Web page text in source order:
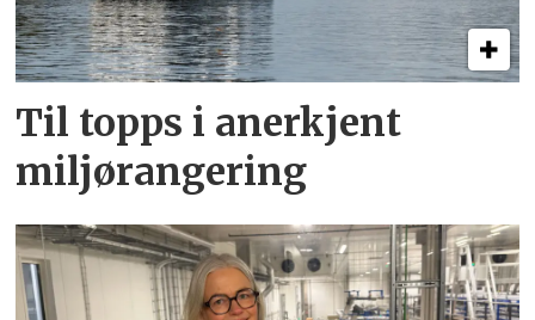
Til topps i anerkjent
miljørangering